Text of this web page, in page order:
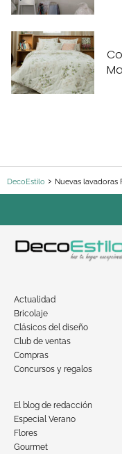
DecoEstilo Nuevas lavadoras
Actualidad
Bricolaje
Clásicos del diseño
Club de ventas
Compras
Concursos y regalos
El blog de redacción
Especial Verano
Flores
Gourmet